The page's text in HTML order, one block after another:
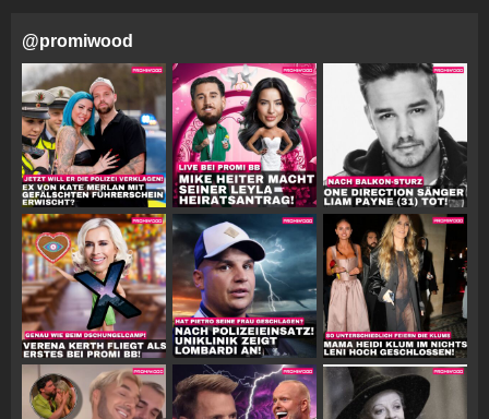
@promiwood